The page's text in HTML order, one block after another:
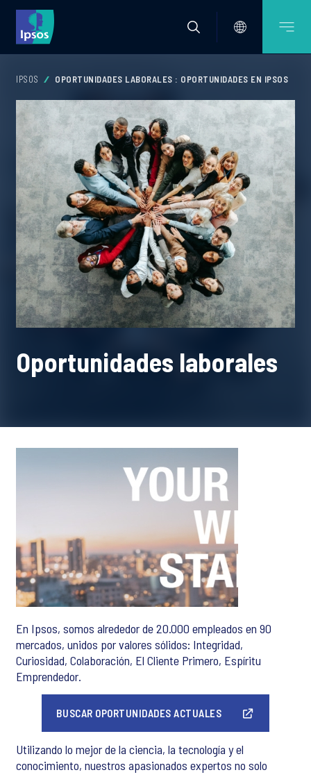
IPSOS OPORTUNIDADES LABORALES : OPORTUNIDADES EN IPSOS
Oportunidades laborales
En Ipsos, somos alrededor de 20.000 empleados en 90
mercados, unidos por valores sólidos: Integridad,
Curiosidad, Colaboración, El Cliente Primero, Espíritu
Emprendedor.
BUSCAR OPORTUNIDADES ACTUALES
Utilizando lo mejor de la ciencia, la tecnología y el
conocimiento, nuestros apasionados expertos no solo